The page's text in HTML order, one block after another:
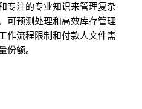
专注的专业知识来管理复杂
可预测处理和高效库存管理
作流程限制和付款人文件需
份额。